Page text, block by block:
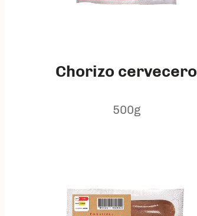
Chorizo cervecero
500g